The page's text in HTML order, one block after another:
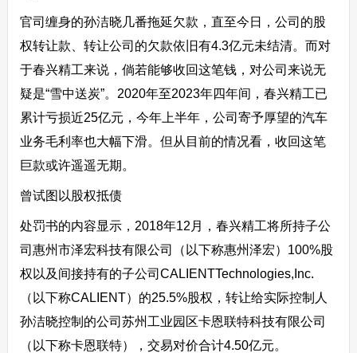
官司缠身的孙洁晓几番拖延欠款，直至今日，公司的股
权转让款、转让公司的欠款依旧有4.3亿元未结清。而对
于春兴精工来说，倘若能够收回这笔钱，对公司来说无
疑是“雪中送炭”。2020年至2023年四年间，春兴精工已
累计亏损近25亿元，今年上半年，公司寄予厚望的汽车
业务毛利率也大幅下滑。但从目前的情况看，收回这笔
巨款或许遥遥无期。
曾试图以股权抵债
处罚书的内容显示，2018年12月，春兴精工将所持子公
司惠州市泽宏科技有限公司（以下称惠州泽宏）100%股
权以及间接持有的子公司CALIENTTechnologies,Inc.
（以下称CALIENT）的25.5%股权，转让给实际控制人
孙洁晓控制的公司苏州工业园区卡恩联特科技有限公司
（以下称卡恩联特），交易对价合计4.50亿元。